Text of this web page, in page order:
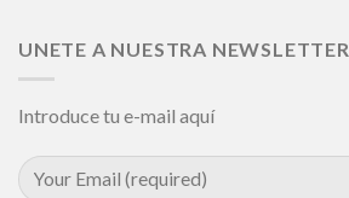
UNETE A NUESTRA NEWSLETTER
Introduce tu e-mail aquí